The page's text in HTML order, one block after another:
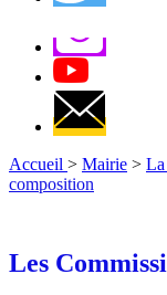
Accueil > Mairie >
composition
Les